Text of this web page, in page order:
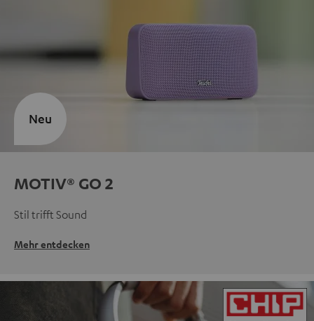
MOTIV® GO 2
Stil trifft Sound
Mehr entdecken
Neu